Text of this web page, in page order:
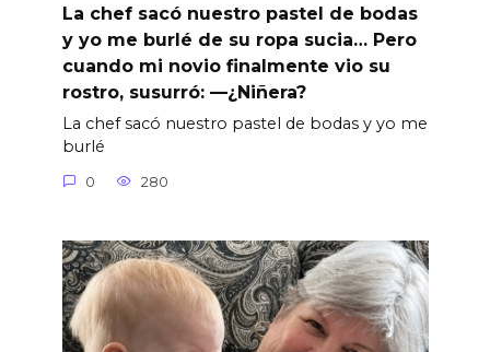
La chef sacó nuestro pastel de bodas
y yo me burlé de su ropa sucia… Pero
cuando mi novio finalmente vio su
rostro, susurró: —¿Niñera?
La chef sacó nuestro pastel de bodas y yo me
burlé
0 280